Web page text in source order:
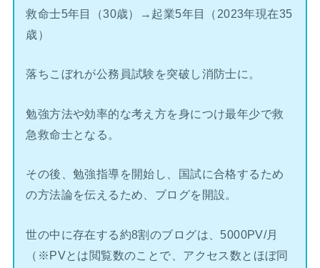
救命士5年目（30歳）→起業5年目（2023年現在35
歳）
落ちこぼれが公務員試験を突破し消防士に。
勉強方法や効率的な考え方を身につけ最年少で救
急救命士となる。
その後、勉強指導を開始し、国試に合格するため
の方法論を伝えるため、ブログを開設。
世の中に存在する約8割のブログは、5000PV/月
（※PVとは閲覧数のことで、アクセス数とほぼ同